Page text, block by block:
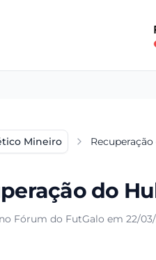
Mineiro
do
Fórum do FutGalo em 22/